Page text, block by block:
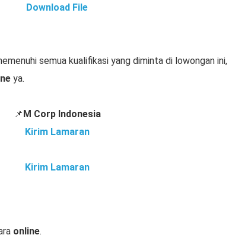
Download File
semua kualifikasi yang diminta di lowongan ini,
ya.
📌M Corp Indonesia
Kirim Lamaran
Kirim Lamaran
online.